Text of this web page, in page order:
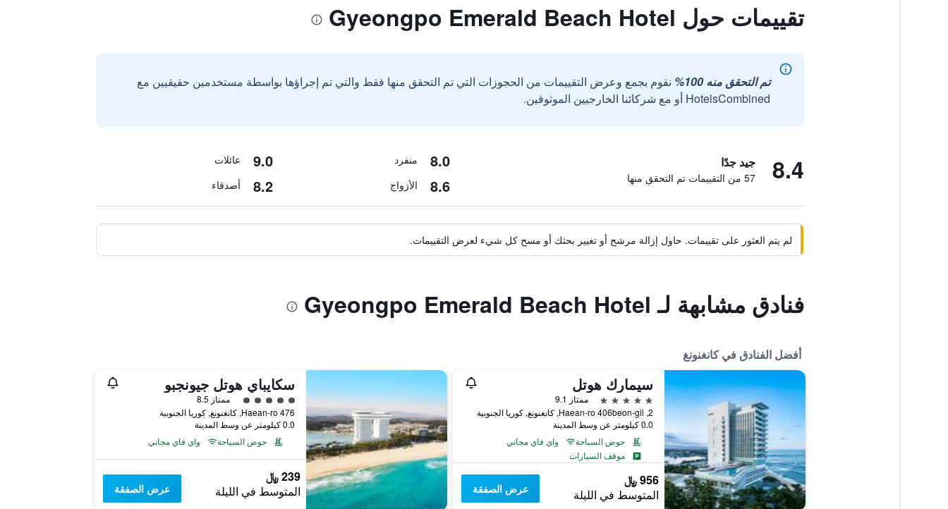
تقييمات حول Gyeongpo Emerald Beach Hotel
تم التحقق منه 100%
نقوم بجمع وعرض التقييمات من الحجوزات التي تم التحقق منها فقط والتي تم إجراؤها بواسطة مستخدمين حقيقيين مع
HotelsCombined أو مع شركائنا الخارجيين الموثوقين.
8.4 جيد جدًا
57 من التقييمات تم التحقق منها
8.0 منفرد 9.0 عائلات
8.6 الأزواج 8.2 أصدقاء
لم يتم العثور على تقييمات. حاول إزالة مرشح أو تغيير بحثك أو مسح كل شيء لعرض التقييمات.
فنادق مشابهة لـ Gyeongpo Emerald Beach Hotel
أفضل الفنادق في كانغنونغ
سيمارك هوتل
5 نجوم
ممتاز 9.1
2, Haean-ro 406beon-gil, كانغنونغ, كوريا الجنوبية
0.0 كيلومتر عن وسط المدينة
حوض السباحة
واي فاي مجاني
موقف السيارات
956 ﷼
المتوسط في الليلة عرض الصفقة
سكايباي هوتل جيونجبو
تقييم فئة 5
ممتاز 8.5
476 Haean-ro, كانغنونغ, كوريا الجنوبية
0.0 كيلومتر عن وسط المدينة
حوض السباحة
واي فاي مجاني
239 ﷼
المتوسط في الليلة عرض الصفقة